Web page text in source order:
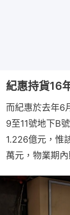
紀惠持貨16
而紀惠於去年6
9至11號地下B
1.226億元，惟
萬元，物業期